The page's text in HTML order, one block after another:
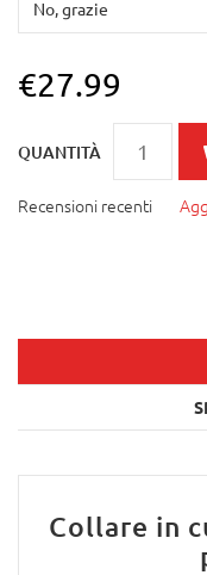
€27.99
QUANTITÀ
Recensioni recenti
Collare in